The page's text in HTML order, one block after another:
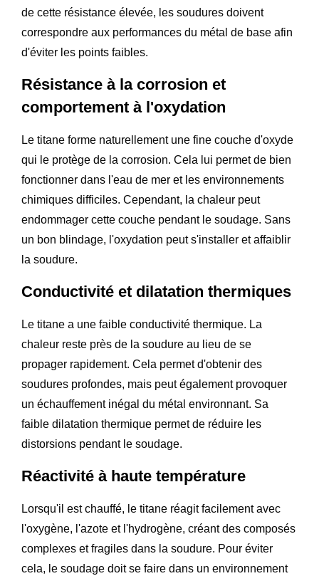
de cette résistance élevée, les soudures doivent
correspondre aux performances du métal de base afin
d'éviter les points faibles.
Résistance à la corrosion et
comportement à l'oxydation
Le titane forme naturellement une fine couche d'oxyde
qui le protège de la corrosion. Cela lui permet de bien
fonctionner dans l'eau de mer et les environnements
chimiques difficiles. Cependant, la chaleur peut
endommager cette couche pendant le soudage. Sans
un bon blindage, l'oxydation peut s'installer et affaiblir
la soudure.
Conductivité et dilatation thermiques
Le titane a une faible conductivité thermique. La
chaleur reste près de la soudure au lieu de se
propager rapidement. Cela permet d'obtenir des
soudures profondes, mais peut également provoquer
un échauffement inégal du métal environnant. Sa
faible dilatation thermique permet de réduire les
distorsions pendant le soudage.
Réactivité à haute température
Lorsqu'il est chauffé, le titane réagit facilement avec
l'oxygène, l'azote et l'hydrogène, créant des composés
complexes et fragiles dans la soudure. Pour éviter
cela, le soudage doit se faire dans un environnement